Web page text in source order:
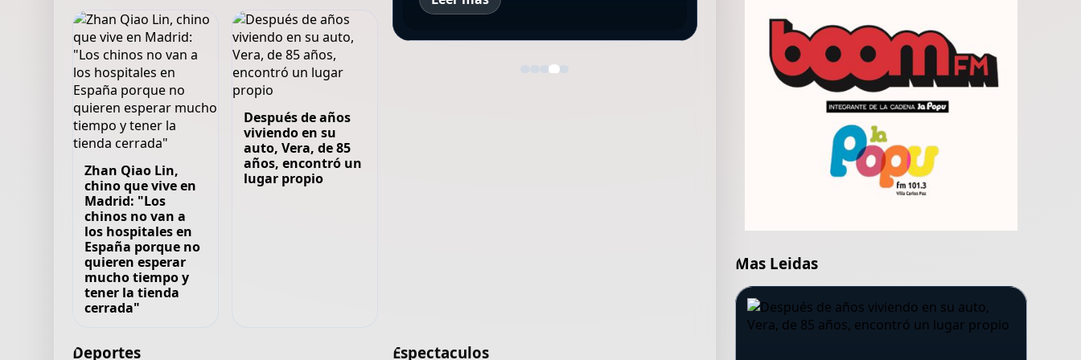
Zhan Qiao Lin,
chino que vive en
Madrid: "Los
chinos no van a
los hospitales en
España porque no
quieren esperar
mucho tiempo y
tener la tienda
cerrada"
Después de años
viviendo en su
auto, Vera, de 85
años, encontró un
lugar propio
Deportes Espectaculos
Mas Leidas